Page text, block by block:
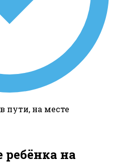
пути, на месте
на